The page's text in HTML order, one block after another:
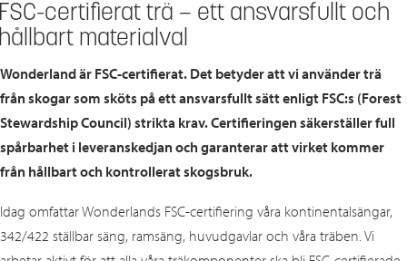
certifierat trä – ett ansvarsfullt och
materialval
Wonderland är FSC-certifierat. Det betyder att vi använder trä
från skogar som sköts på ett ansvarsfullt sätt enligt FSC:s (Forest
Stewardship Council) strikta krav. Certifieringen säkerställer full
spårbarhet i leveranskedjan och garanterar att virket kommer
från hållbart och kontrollerat skogsbruk.
Idag omfattar Wonderlands FSC-certifiering våra kontinentalsängar,
342/422 ställbar säng, ramsäng, huvudgavlar och våra träben. Vi